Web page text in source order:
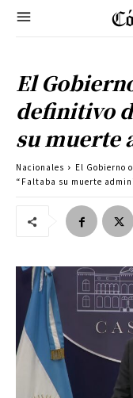
El
definitivo
su muerte
Nacionales
El Gobierno
“Faltaba su muerte